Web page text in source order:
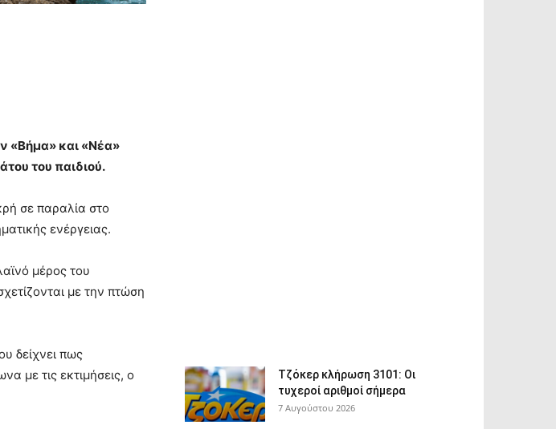
«Βήμα» και «Νέα»
του παιδιού.
σε παραλία στο
ενέργειας.
μέρος του
με την πτώση
δείχνει πως
με τις εκτιμήσεις, ο
Τζόκερ κλήρωση 3101: Οι
τυχεροί αριθμοί σήμερα
7 Αυγούστου 2026